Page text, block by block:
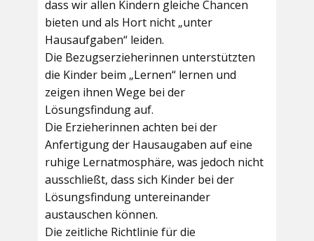
dass wir allen Kindern gleiche Chancen
bieten und als Hort nicht „unter
Hausaufgaben“ leiden.
Die Bezugserzieherinnen unterstützten
die Kinder beim „Lernen“ lernen und
zeigen ihnen Wege bei der
Lösungsfindung auf.
Die Erzieherinnen achten bei der
Anfertigung der Hausaugaben auf eine
ruhige Lernatmosphäre, was jedoch nicht
ausschließt, dass sich Kinder bei der
Lösungsfindung untereinander
austauschen können.
Die zeitliche Richtlinie für die